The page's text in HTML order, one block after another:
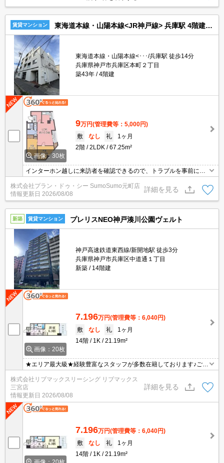
賃貸マンション 東海道本線・山陽本線<JR神戸線> 兵庫駅 4階建 築43年
東海道本線・山陽本線<･･･/兵庫駅 徒歩14分
兵庫県神戸市兵庫区本町２丁目
築43年
4階建
画像：30枚
9万円(管理費等：5,000円)
敷
なし 礼
1ヶ月
2階
2LDK 67.25m²
インターホン越しに来訪者を確認できるので、トラブルを事前に回
避しやすくなります。収納はシューズボックス・クロゼットなど豊
富なので、広々と空間を利用することも可能です。化粧品や洗面道
具といった小物をまとめて収納できる独立洗面台を採用していま
す。こちらの物件はマンションです。住みやすい環境が嬉しい賃貸
物件です。
株式会社プラン・ドゥ・シー SumoSumo元町店
情報更新日 2026/08/08
詳細を見る
新築 賃貸マンション プレリスNEO神戸湊川公園ヴェルト
神戸高速鉄道東西線/新開地駅 徒歩3分
兵庫県神戸市兵庫区中道通１丁目
新築
14階建
画像：20枚
7.196万円(管理費等：6,040円)
敷
なし 礼
1ヶ月
14階
1K 21.19m²
★エリア最大級★経験豊富なスタッフが多数在籍しております♪ご要
望がありましたらお申し付けください！初期費用クレジット支払可
能！オンライン内覧・オンライン契約等弊社に一度も来店せずとも
問題ありません♪弊社ではネットに掲載されている物件も全てご紹介
可能になりますので気になる物件は全て申し付けください★インタ
ーネット無料★
株式会社リブマックスリーシング リブマックス
三宮店
情報更新日 2026/08/08
詳細を見る
7.196万円(管理費等：6,040円)
敷
なし 礼
1ヶ月
14階
1K 21.19m²